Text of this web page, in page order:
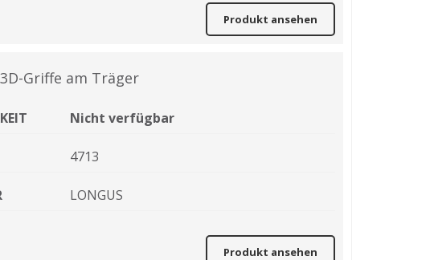
Produkt ansehen
Griffe am Träger
Nicht verfügbar
4713
LONGUS
Produkt ansehen